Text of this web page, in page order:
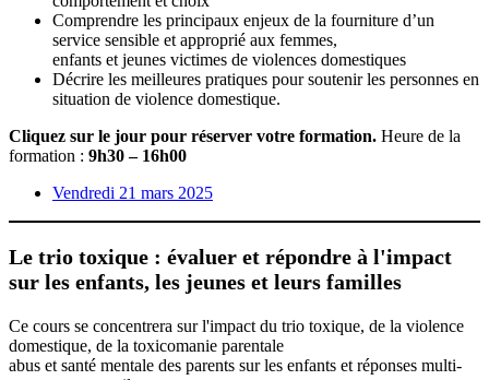
Comprendre les principaux enjeux de la fourniture d’un
service sensible et approprié aux femmes,
enfants et jeunes victimes de violences domestiques
Décrire les meilleures pratiques pour soutenir les personnes en
situation de violence domestique.
Cliquez sur le jour pour réserver votre formation. Heure de la
formation : 9h30 – 16h00
Vendredi 21 mars 2025
Le trio toxique : évaluer et répondre à l'impact
sur les enfants, les jeunes et leurs familles
Ce cours se concentrera sur l'impact du trio toxique, de la violence
domestique, de la toxicomanie parentale
abus et santé mentale des parents sur les enfants et réponses multi-